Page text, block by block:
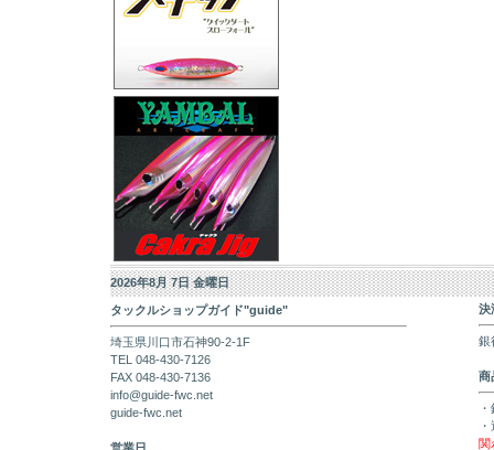
2026年8月 7日 金曜日
タックルショップガイド"guide"
埼玉県川口市石神90-2-1F
TEL 048-430-7126
FAX 048-430-7136
info@guide-fwc.net
guide-fwc.net
決
銀
商
関